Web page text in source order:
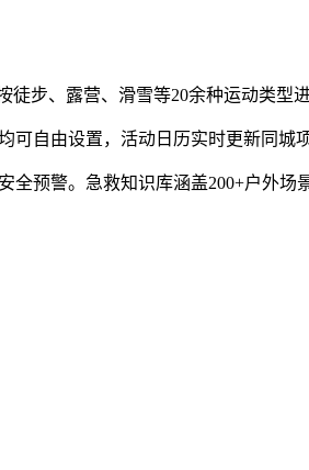
步、露营、滑雪等20余种运动类型
自由设置，活动日历实时更新同城
预警。急救知识库涵盖200+户外场